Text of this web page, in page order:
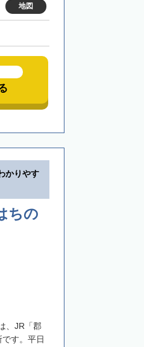
地図
かりやす
ちの
、JR「郡
す。平日